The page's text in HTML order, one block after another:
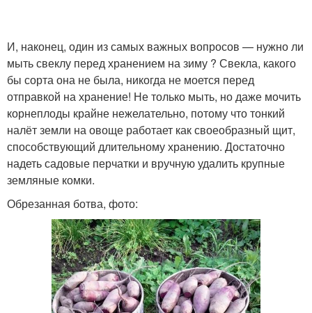
И, наконец, один из самых важных вопросов — нужно ли
мыть свеклу перед хранением на зиму ? Свекла, какого
бы сорта она не была, никогда не моется перед
отправкой на хранение! Не только мыть, но даже мочить
корнеплоды крайне нежелательно, потому что тонкий
налёт земли на овоще работает как своеобразный щит,
способствующий длительному хранению. Достаточно
надеть садовые перчатки и вручную удалить крупные
земляные комки.
Обрезанная ботва, фото: